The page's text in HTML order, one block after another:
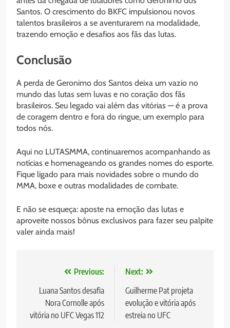
Santos. O crescimento do BKFC impulsionou novos
talentos brasileiros a se aventurarem na modalidade,
trazendo emoção e desafios aos fãs das lutas.
Conclusão
A perda de Geronimo dos Santos deixa um vazio no
mundo das lutas sem luvas e no coração dos fãs
brasileiros. Seu legado vai além das vitórias — é a prova
de coragem dentro e fora do ringue, um exemplo para
todos nós.
Aqui no LUTASMMA, continuaremos acompanhando as
notícias e homenageando os grandes nomes do esporte.
Fique ligado para mais novidades sobre o mundo do
MMA, boxe e outras modalidades de combate.
E não se esqueça: aposte na emoção das lutas e
aproveite nossos bônus exclusivos para fazer seu palpite
valer ainda mais!
Navegação
Post
Previous:
Luana Santos desafia
Nora Cornolle após
vitória no UFC Vegas 112
Next:
Guilherme Pat projeta
evolução e vitória após
estreia no UFC